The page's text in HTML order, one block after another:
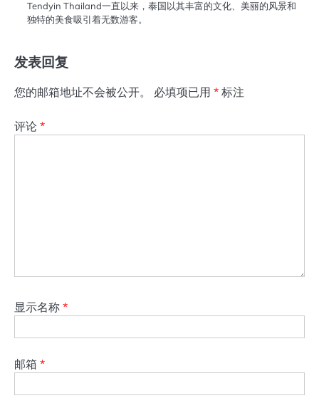
Tendyin Thailand一直以来，泰国以其丰富的文化、美丽的风景和
独特的美食吸引着无数游客。
发表回复
您的邮箱地址不会被公开。 必填项已用 * 标注
评论 *
显示名称 *
邮箱 *